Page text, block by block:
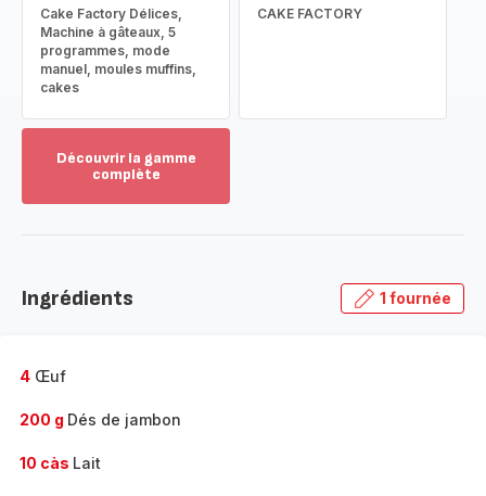
Cake Factory Délices,
Machine à gâteaux, 5
programmes, mode
manuel, moules muffins,
cakes
CAKE FACTORY
Découvrir la gamme
complète
gamme
Ingrédients 1 fournée
4 Œuf
200 g Dés de jambon
10 càs Lait